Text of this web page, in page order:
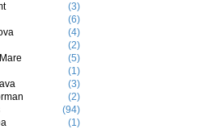
(3)
(6)
(4)
(2)
(5)
(1)
(3)
(2)
(94)
(1)